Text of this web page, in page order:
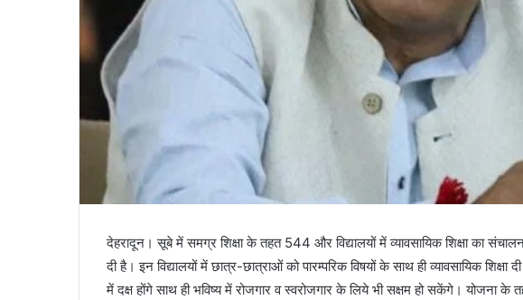
देहरादून। सूबे में समग्र शिक्षा के तहत 544 और विद्यालयों में व्यावसायिक शिक्षा का
दी है। इन विद्यालयों में छात्र-छात्राओं को पारम्परिक विषयों के साथ ही व्यावसायिक
में दक्ष होंगे साथ ही भविष्य में रोजगार व स्वरोजगार के लिये भी सक्षम हो सकेंगे। योजना